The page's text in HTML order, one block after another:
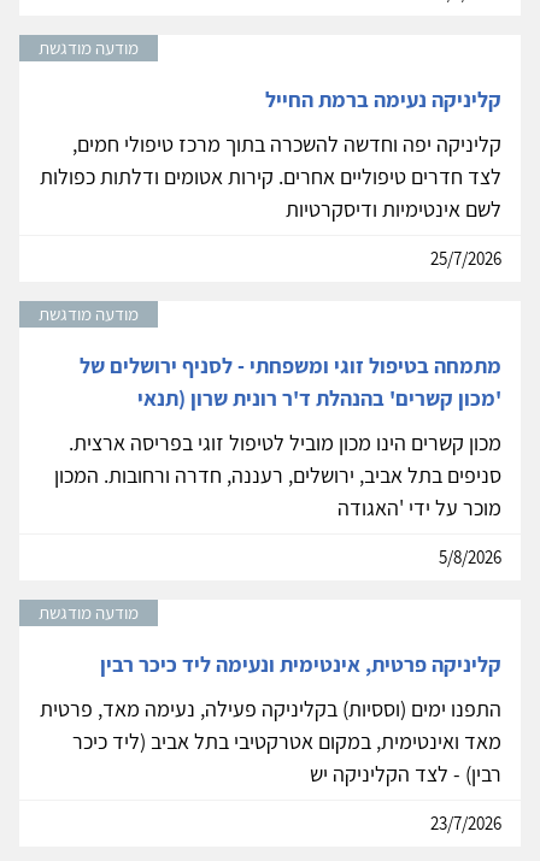
מודעה מודגשת
קליניקה נעימה ברמת החייל
קליניקה יפה וחדשה להשכרה בתוך מרכז טיפולי חמים,
לצד חדרים טיפוליים אחרים. קירות אטומים ודלתות כפולות
לשם אינטימיות ודיסקרטיות
25/7/2026
מודעה מודגשת
מתמחה בטיפול זוגי ומשפחתי - לסניף ירושלים של
'מכון קשרים' בהנהלת ד'ר רונית שרון (תנאי
מכון קשרים הינו מכון מוביל לטיפול זוגי בפריסה ארצית.
סניפים בתל אביב, ירושלים, רעננה, חדרה ורחובות. המכון
מוכר על ידי 'האגודה
5/8/2026
מודעה מודגשת
קליניקה פרטית, אינטימית ונעימה ליד כיכר רבין
התפנו ימים (וססיות) בקליניקה פעילה, נעימה מאד, פרטית
מאד ואינטימית, במקום אטרקטיבי בתל אביב (ליד כיכר
רבין) - לצד הקליניקה יש
23/7/2026